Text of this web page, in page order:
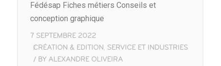
Fédésap Fiches métiers Conseils et
conception graphique
7 SEPTEMBRE 2022
CRÉATION & EDITION, SERVICE ET INDUSTRIES
BY ALEXANDRE OLIVEIRA